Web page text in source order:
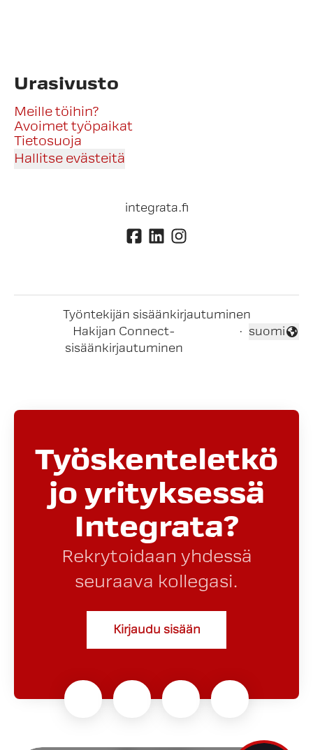
Urasivusto
Meille töihin?
Avoimet työpaikat
Tietosuoja
Hallitse evästeitä
integrata.fi
Työntekijän sisäänkirjautuminen
Hakijan Connect-
sisäänkirjautuminen
· Vaihda kieli
suomi
Työskenteletkö
jo yrityksessä
Integrata?
Rekrytoidaan yhdessä
seuraava kollegasi.
Kirjaudu sisään